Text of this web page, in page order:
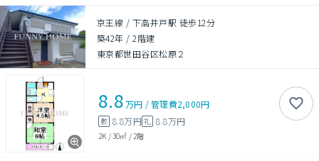
京王線 / 下高井戸駅 徒歩12分
築42年 /2階建
東京都世田谷区松原２
8.8万円 /管理費2,000円
敷 8.8万円礼 8.8万円
2K /30㎡ / 2階